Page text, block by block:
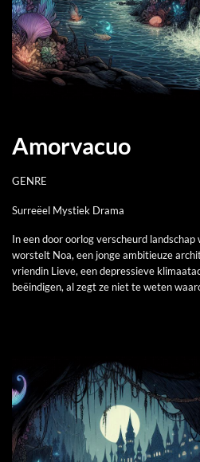
Amorvacuo
GENRE
Surreëel Mystiek Drama
In een door oorlog verscheurd
worstelt Noa, een jonge ambitieuze
vriendin Lieve, een depressieve
beëindigen, al zegt ze niet te weten